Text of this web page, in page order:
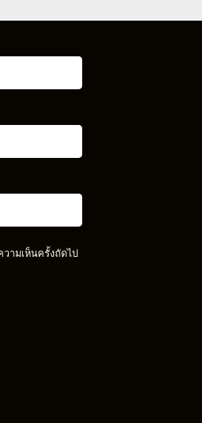
ามเห็นครั้งถัดไป